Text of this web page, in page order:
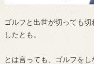
ゴルフと出世が切っても
したとも。
とは言っても、ゴルフを